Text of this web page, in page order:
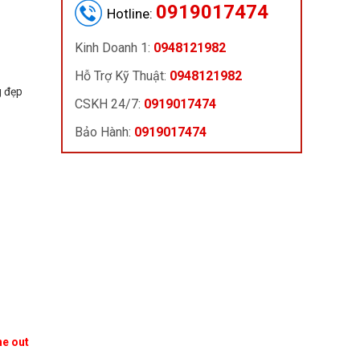
đẹp
out
Hotline: 0919017474
Kinh Doanh 1: 0948121982
Hỗ Trợ Kỹ Thuật: 0948121982
CSKH 24/7: 0919017474
Bảo Hành: 0919017474